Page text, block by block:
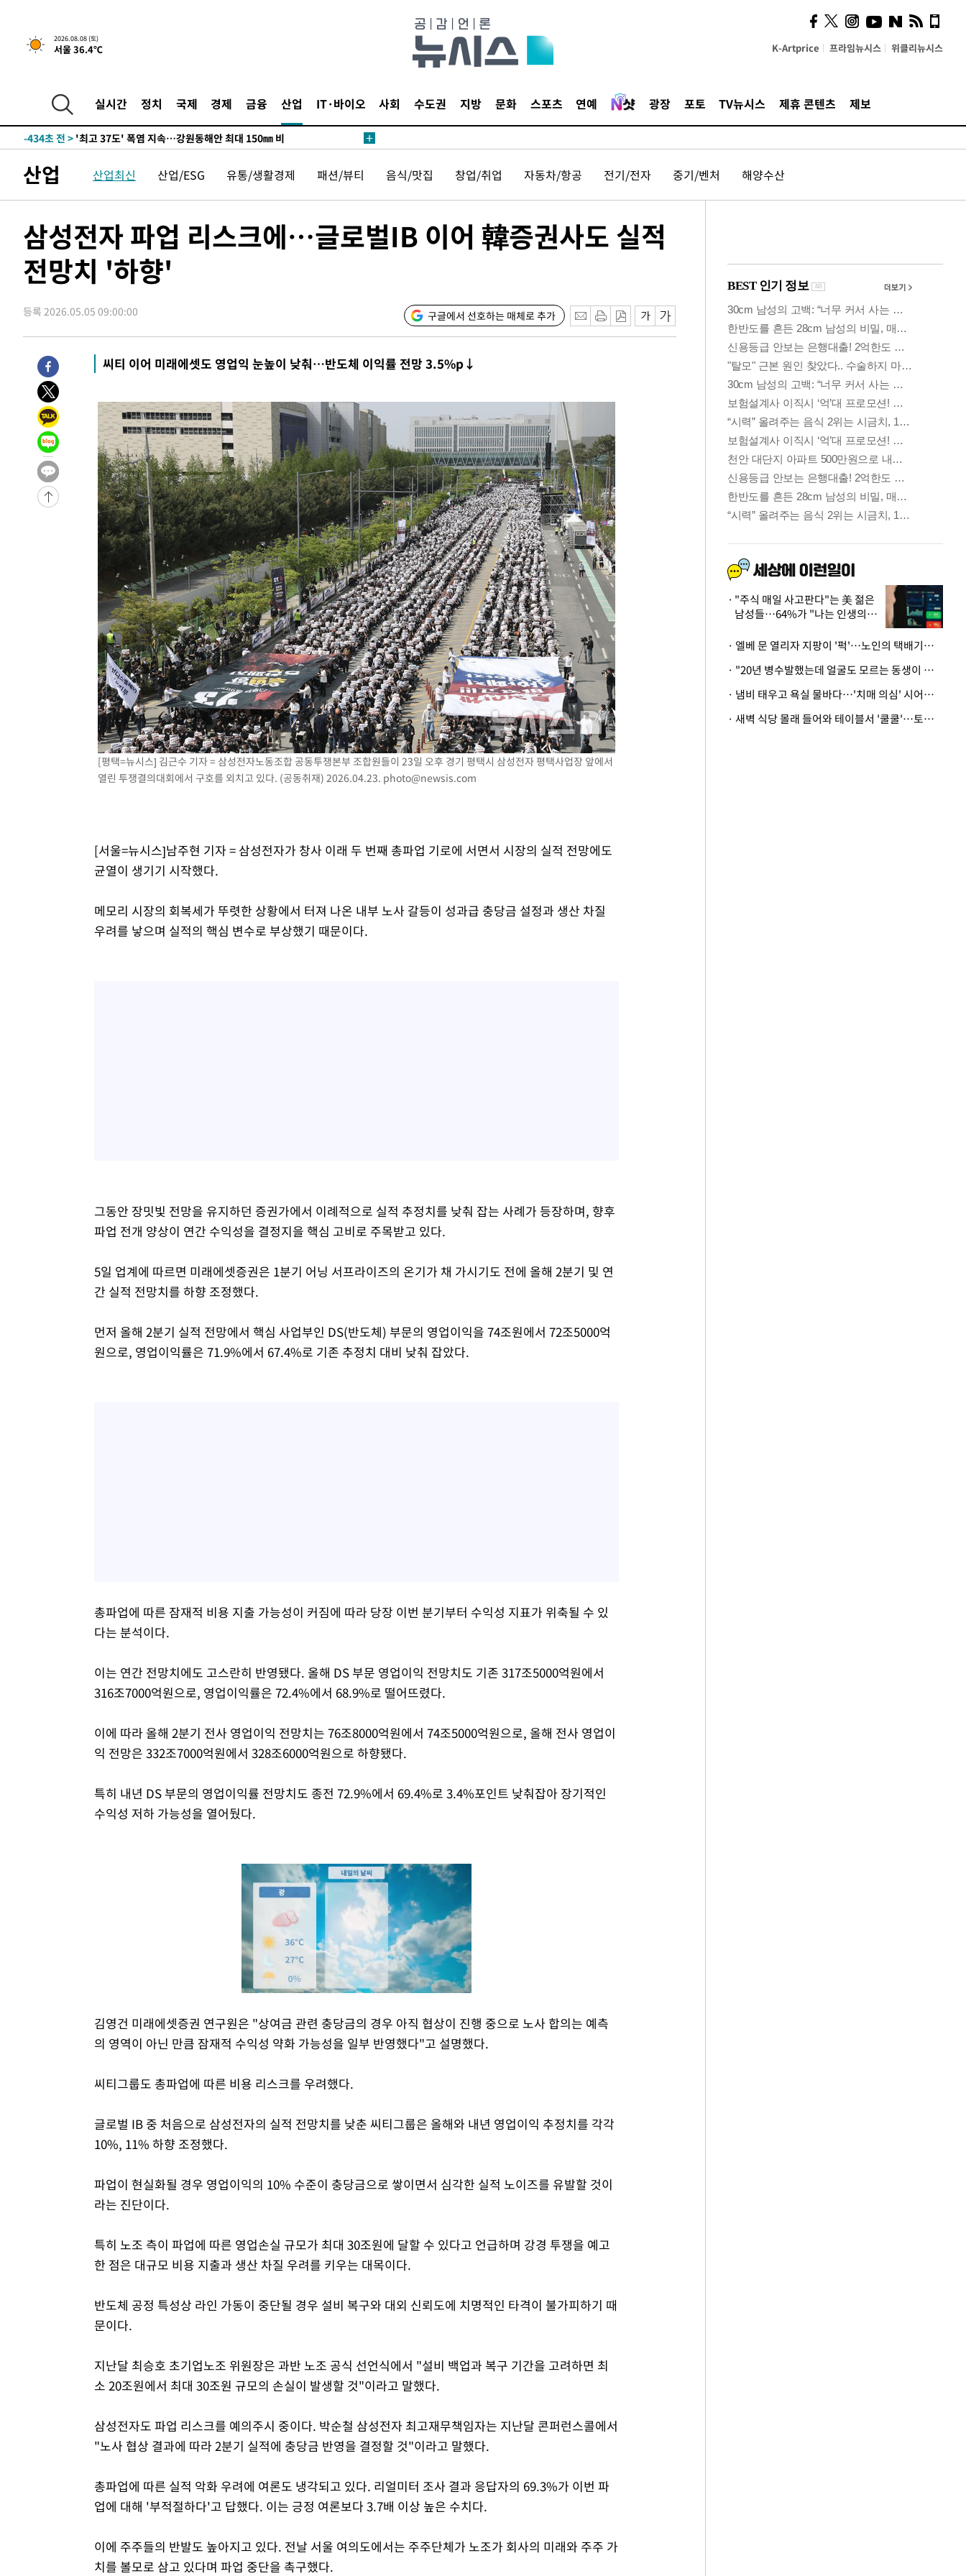
2026.08.08 (토)
서울 36.4℃ K-Artprice 프라임뉴시스 위클리뉴시스
실시간 정치 국제 경제 금융 산업 IT·바이오 사회 수도권 지방 문화 스포츠 연예 광장 포토 TV뉴시스 제휴 콘텐츠 제보
-20675초 전 >남자 농구, 나고야 아시안게임서 '홈팀' 일본과 한일전
-20051초 전 >여수 오동도 해상서 모터보트 전복…1명 사망·1명 실종
주 날씨]
-13296초 전 >
축구협회 "압수수색·성접대 논란 사과…쇄신의 기회로 삼겠다"
-11813초 전 >
송"
-434초 전 > '최고 37도' 폭염 지속…강원동해안 최대 150㎜ 비
-29344초 전 >
강릉에 시간당 81.4㎜ 물폭탄…도로 잠기고 담벼락 붕괴
-25451초 전 >백운산서 80년근 천종산삼 9뿌리 발견…감정가 1.3억원
-20695초 전 >남자 농구, 나고야 아시안게임서 '홈팀' 일본과 한일전
-20071초 전 > 여수 오동도 해상서 모터보트 전복…1명 사망·1명 실종
-16298초 전 >극한폭염 한풀 꺾이지만…'낮 최고 35도' 무더위, 열대야 계속[다음
-11833초 전 >[속보]'압수수색·성접대 논란' 축구협회 "실망과 걱정 안겨드려 죄
송"
-454초 전 >'최고 37도' 폭염 지속…강원동해안 최대 150㎜ 비
1시간 전 >
[속보]뉴욕증시 상승 마감…S&P 0.6% 나스닥 1.3%↑
산업 산업최신 산업/ESG 유통/생활경제 패션/뷰티 음식/맛집 창업/취업 자동차/항공 전기/전자 중기/벤처 해양수산
삼성전자 파업 리스크에…글로벌IB 이어 韓증권사도 실적
전망치 '하향'
등록 2026.05.05 09:00:00 구글에서 선호하는 매체로 추가
씨티 이어 미래에셋도 영업익 눈높이 낮춰…반도체 이익률 전망 3.5%p↓
[평택=뉴시스] 김근수 기자 = 삼성전자노동조합 공동투쟁본부 조합원들이 23일 오후 경기 평택시 삼성전자 평택사업장 앞에서
열린 투쟁결의대회에서 구호를 외치고 있다. (공동취재) 2026.04.23. photo@newsis.com
[서울=뉴시스]남주현 기자 = 삼성전자가 창사 이래 두 번째 총파업 기로에 서면서 시장의 실적 전망에도
균열이 생기기 시작했다.
메모리 시장의 회복세가 뚜렷한 상황에서 터져 나온 내부 노사 갈등이 성과급 충당금 설정과 생산 차질
우려를 낳으며 실적의 핵심 변수로 부상했기 때문이다.
그동안 장밋빛 전망을 유지하던 증권가에서 이례적으로 실적 추정치를 낮춰 잡는 사례가 등장하며, 향후
파업 전개 양상이 연간 수익성을 결정지을 핵심 고비로 주목받고 있다.
5일 업계에 따르면 미래에셋증권은 1분기 어닝 서프라이즈의 온기가 채 가시기도 전에 올해 2분기 및 연
간 실적 전망치를 하향 조정했다.
먼저 올해 2분기 실적 전망에서 핵심 사업부인 DS(반도체) 부문의 영업이익을 74조원에서 72조5000억
원으로, 영업이익률은 71.9%에서 67.4%로 기존 추정치 대비 낮춰 잡았다.
총파업에 따른 잠재적 비용 지출 가능성이 커짐에 따라 당장 이번 분기부터 수익성 지표가 위축될 수 있
다는 분석이다.
이는 연간 전망치에도 고스란히 반영됐다. 올해 DS 부문 영업이익 전망치도 기존 317조5000억원에서
316조7000억원으로, 영업이익률은 72.4%에서 68.9%로 떨어뜨렸다.
이에 따라 올해 2분기 전사 영업이익 전망치는 76조8000억원에서 74조5000억원으로, 올해 전사 영업이
익 전망은 332조7000억원에서 328조6000억원으로 하향됐다.
특히 내년 DS 부문의 영업이익률 전망치도 종전 72.9%에서 69.4%로 3.4%포인트 낮춰잡아 장기적인
수익성 저하 가능성을 열어뒀다.
Mute
김영건 미래에셋증권 연구원은 "상여금 관련 충당금의 경우 아직 협상이 진행 중으로 노사 합의는 예측
의 영역이 아닌 만큼 잠재적 수익성 약화 가능성을 일부 반영했다"고 설명했다.
씨티그룹도 총파업에 따른 비용 리스크를 우려했다.
글로벌 IB 중 처음으로 삼성전자의 실적 전망치를 낮춘 씨티그룹은 올해와 내년 영업이익 추정치를 각각
10%, 11% 하향 조정했다.
파업이 현실화될 경우 영업이익의 10% 수준이 충당금으로 쌓이면서 심각한 실적 노이즈를 유발할 것이
라는 진단이다.
특히 노조 측이 파업에 따른 영업손실 규모가 최대 30조원에 달할 수 있다고 언급하며 강경 투쟁을 예고
한 점은 대규모 비용 지출과 생산 차질 우려를 키우는 대목이다.
반도체 공정 특성상 라인 가동이 중단될 경우 설비 복구와 대외 신뢰도에 치명적인 타격이 불가피하기 때
문이다.
지난달 최승호 초기업노조 위원장은 과반 노조 공식 선언식에서 "설비 백업과 복구 기간을 고려하면 최
소 20조원에서 최대 30조원 규모의 손실이 발생할 것"이라고 말했다.
삼성전자도 파업 리스크를 예의주시 중이다. 박순철 삼성전자 최고재무책임자는 지난달 콘퍼런스콜에서
"노사 협상 결과에 따라 2분기 실적에 충당금 반영을 결정할 것"이라고 말했다.
총파업에 따른 실적 악화 우려에 여론도 냉각되고 있다. 리얼미터 조사 결과 응답자의 69.3%가 이번 파
업에 대해 '부적절하다'고 답했다. 이는 긍정 여론보다 3.7배 이상 높은 수치다.
이에 주주들의 반발도 높아지고 있다. 전날 서울 여의도에서는 주주단체가 노조가 회사의 미래와 주주 가
치를 볼모로 삼고 있다며 파업 중단을 촉구했다.
사이 해답 찾았죠"…알을
깨고 나온 '초자아'
"주식 매일 사고판다"는 美 젊은
남성들…64%가 "나는 인생의
· 엘베 문 열리자 지팡이 '퍽'…노인의 택배기사 폭행 이유
· "20년 병수발했는데 얼굴도 모르는 동생이 유산 절반을"…배다른 형제 상속권 있을까
· 냄비 태우고 욕실 물바다…'치매 의심' 시어머니 검사 권유했다가 '날벼락'
· 새벽 식당 몰래 들어와 테이블서 '쿨쿨'…토사물 남기고 사라진 남성